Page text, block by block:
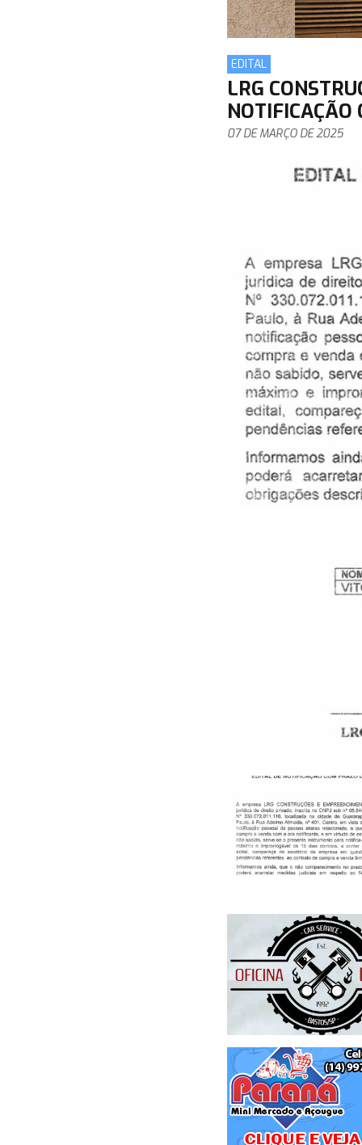
EDITAL
LRG
NOTIFICAÇÃO
07 DE MARÇO DE 2025